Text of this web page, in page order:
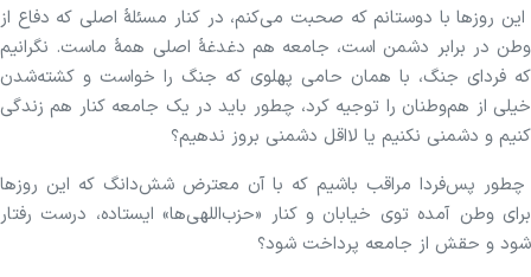
این روزها با دوستانم که صحبت می‌کنم، در کنار مسئلهٔ اصلی که دفاع از
وطن در برابر دشمن است، جامعه هم دغدغهٔ اصلی همهٔ ماست. نگرانیم
که فردای جنگ، با همان حامی پهلوی که جنگ را خواست و کشته‌شدن
خیلی از هم‌وطنان را توجیه کرد، چطور باید در یک جامعه کنار هم زندگی
کنیم و دشمنی نکنیم یا لااقل دشمنی‌ بروز ندهیم؟
چطور پس‌فردا مراقب باشیم که با آن معترض شش‌دانگ که این روزها
برای وطن آمده توی خیابان و کنار «حزب‌اللهی‌ها» ایستاده، درست رفتار
شود و حقش از جامعه پرداخت شود؟